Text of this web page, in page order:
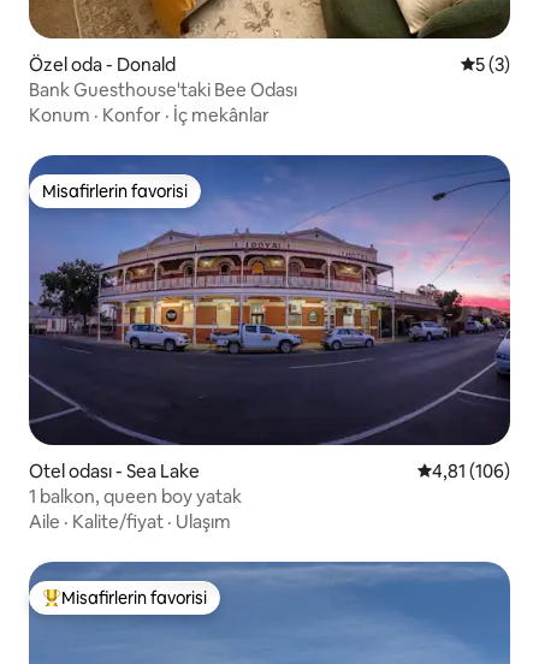
Özel oda - Donald 55 (3)
Bank Guesthouse'taki Bee Odası
Konum · Konfor · İç mekânlar
Misafirlerin favorisi
Misafirlerin favorisi
Otel odası - Sea Lake 5 üzerinden
4,81 (106)
1 balkon, queen boy yatak
Aile · Kalite/fiyat · Ulaşım
Misafirlerin favorilerinden en beğenilenler arasında
Misafirlerin favorisi